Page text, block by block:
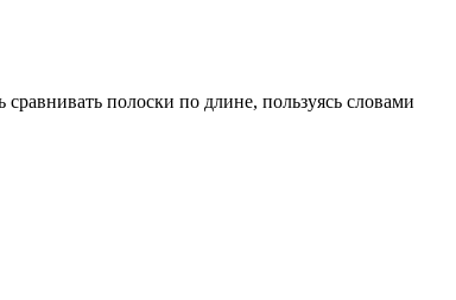
полоски по длине, пользуясь словами